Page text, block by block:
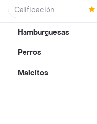
Calificación
Hamburguesas
Perros
Maicitos